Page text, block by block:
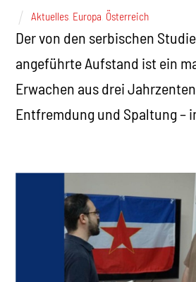
Aktuelles Europa Österreich
Der von den serbischen
angeführte Aufstand ist ein
Erwachen aus drei
Entfremdung und Spaltung –